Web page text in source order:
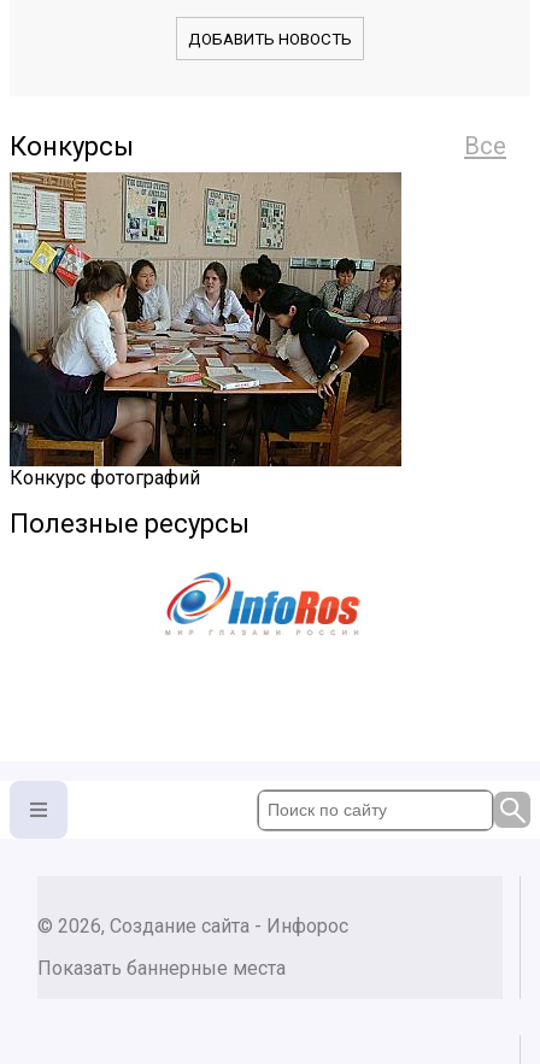
ДОБАВИТЬ НОВОСТЬ
Все
Конкурсы
Конкурс фотографий
Полезные ресурсы
© 2026, Создание сайта - Инфорос
Показать баннерные места